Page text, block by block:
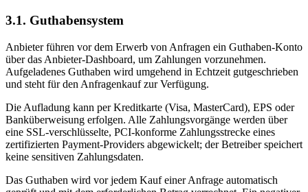
3.1. Guthabensystem
Anbieter führen vor dem Erwerb von Anfragen ein Guthaben-Konto
über das Anbieter-Dashboard, um Zahlungen vorzunehmen.
Aufgeladenes Guthaben wird umgehend in Echtzeit gutgeschrieben
und steht für den Anfragenkauf zur Verfügung.
Die Aufladung kann per Kreditkarte (Visa, MasterCard), EPS oder
Banküberweisung erfolgen. Alle Zahlungsvorgänge werden über
eine SSL-verschlüsselte, PCI-konforme Zahlungsstrecke eines
zertifizierten Payment-Providers abgewickelt; der Betreiber speichert
keine sensitiven Zahlungsdaten.
Das Guthaben wird vor jedem Kauf einer Anfrage automatisch